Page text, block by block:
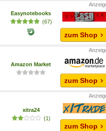
Easynotebooks
(67)
zum Shop
Amazon Market
zum Shop
xitra24
(1)
zum Shop